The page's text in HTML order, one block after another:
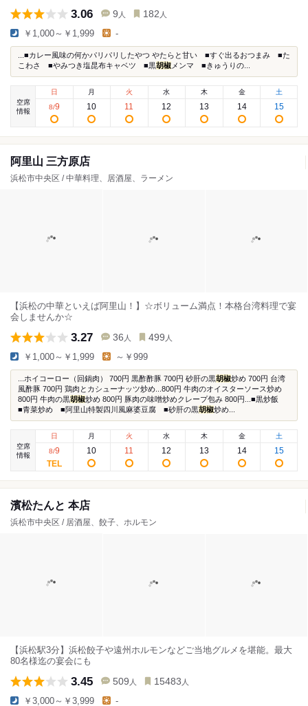
3.06 9 人 182 人
￥1,000～￥1,999 -
...■カレー風味の何かパリパリしたやつ やたらと甘い ■すぐ出るおつまみ ■た
こわさ ■やみつき塩昆布キャベツ ■黒胡椒 メンマ ■きゅうりの...
空席
情報
日
8/9
月
10
火
11
水
12
木
13
金
14
土
15
阿里山 三方原店
浜松市中央区 / 中華料理、居酒屋、ラーメン
【浜松の中華といえば阿里山！】☆ボリューム満点！本格台湾料理で宴
会しませんか☆
3.27 36 人 499 人
￥1,000～￥1,999 ～￥999
...ホイコーロー（回鍋肉） 700円 黒酢酢豚 700円 砂肝の黒胡椒炒め 700円 台湾
風酢豚 700円 鶏肉とカシューナッツ炒め...800円 牛肉のオイスターソース炒め
800円 牛肉の黒胡椒炒め 800円 豚肉の味噌炒めクレープ包み 800円...■黒炒飯
■青菜炒め ■阿里山特製四川風麻婆豆腐 ■砂肝の黒胡椒炒め...
空席
情報
日
8/9
月
10
火
11
水
12
木
13
金
14
土
15
濱松たんと 本店
浜松市中央区 / 居酒屋、餃子、ホルモン
【浜松駅3分】浜松餃子や遠州ホルモンなどご当地グルメを堪能。最大
80名様迄の宴会にも
3.45 509 人 15483 人
￥3,000～￥3,999 -